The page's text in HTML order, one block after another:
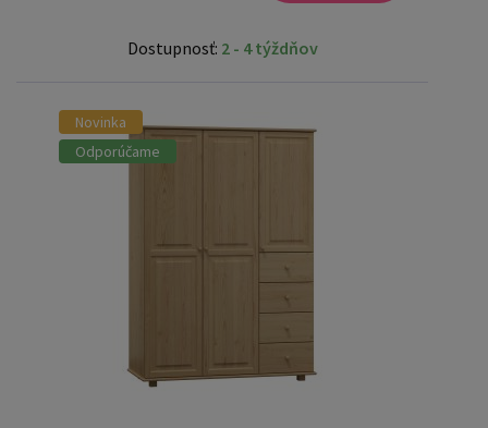
Dostupnosť: 2 - 4 týždňov
Novinka
Odporúčame